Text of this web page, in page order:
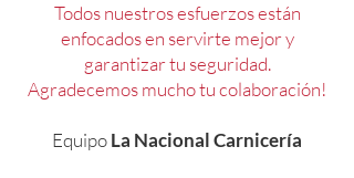
Todos nuestros esfuerzos están
enfocados en servirte mejor y
garantizar tu seguridad.
Agradecemos mucho tu colaboración!
EquipoLa Nacional Carnicería